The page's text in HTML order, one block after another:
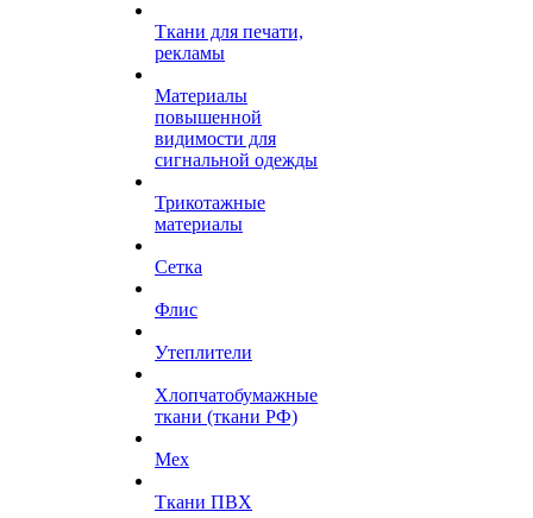
Ткани для печати,
рекламы
Материалы
повышенной
видимости для
сигнальной одежды
Трикотажные
материалы
Сетка
Флис
Утеплители
Хлопчатобумажные
ткани (ткани РФ)
Мех
Ткани ПВХ